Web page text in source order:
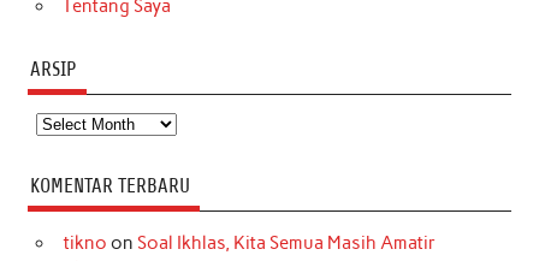
Tentang Saya
ARSIP
Arsip
KOMENTAR TERBARU
tikno on Soal Ikhlas, Kita Semua Masih Amatir